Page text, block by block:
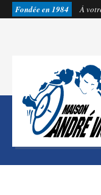
Fondée en 1984 À